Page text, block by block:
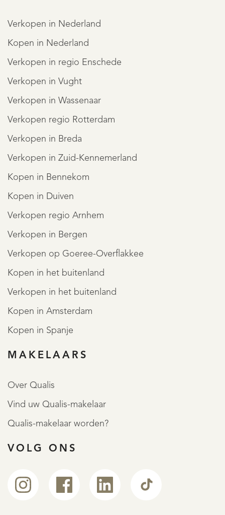
Verkopen in Nederland
Kopen in Nederland
Verkopen in regio Enschede
Verkopen in Vught
Verkopen in Wassenaar
Verkopen regio Rotterdam
Verkopen in Breda
Verkopen in Zuid-Kennemerland
Kopen in Bennekom
Kopen in Duiven
Verkopen regio Arnhem
Verkopen in Bergen
Verkopen op Goeree-Overflakkee
Kopen in het buitenland
Verkopen in het buitenland
Kopen in Amsterdam
Kopen in Spanje
MAKELAARS
Over Qualis
Vind uw Qualis-makelaar
Qualis-makelaar worden?
VOLG ONS